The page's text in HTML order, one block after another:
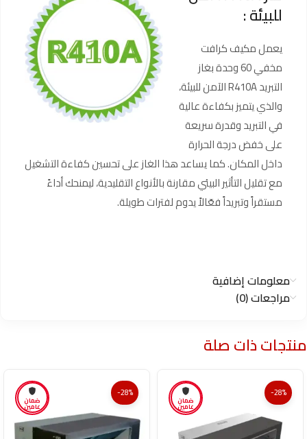
للبيئة :
يعمل مكيف كرافت
مخفي 60 وحدة بغاز
التبريد R410A الآمن للبيئة،
والذي يتميز بكفاءة عالية
في التبريد وقدرة سريعة
على خفض درجة الحرارة
داخل المكان. كما يساعد هذا الغاز على تحسين كفاءة التشغيل
مع تقليل التأثير البيئي مقارنة بالأنواع التقليدية، ليمنحك أداءً
مستقراً وتبريداً فعّالاً يدوم لفترات طويلة.
معلومات إضافية
مراجعات (0)
منتجات ذات صلة
ضمان
عامين
-28%
ضمان
عامين
-28%